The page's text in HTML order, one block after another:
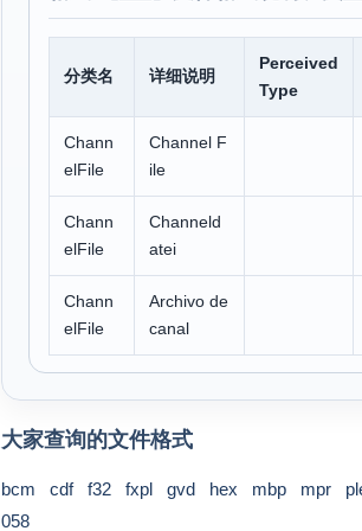
分类名 详细说明
Perceived
Type
Chann
elFile
Channel F
ile
Chann
elFile
Channeld
atei
Chann
elFile
Archivo de
canal
大家查询的文件格式
bcm cdf f32 fxpl gvd hex mbp mpr
058